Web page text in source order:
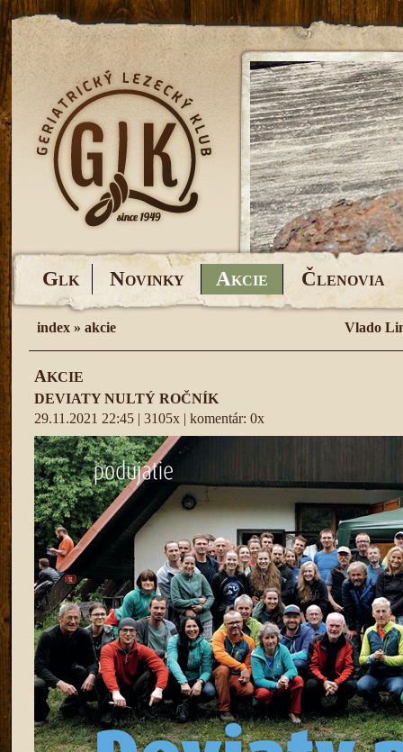
GLK NOVINKY AKCIE ČLENOVIA
index » akcie Vlado
AKCIE
DEVIATY NULTÝ ROČNÍK
29.11.2021 22:45 | 3105x | komentár: 0x